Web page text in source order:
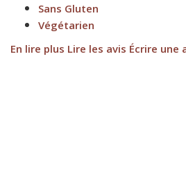
Sans Gluten
Végétarien
En lire plus Lire les avis Écrire une